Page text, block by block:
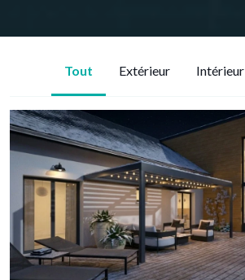
Tout Extérieur Intérieur